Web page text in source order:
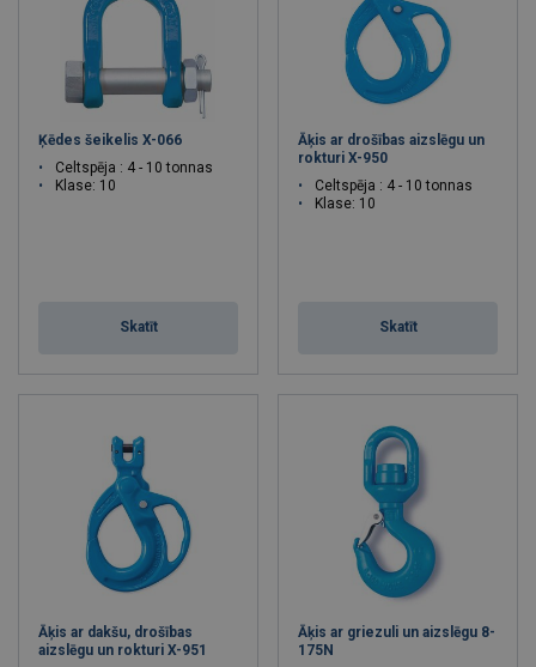
Ķēdes šeikelis X-066
Celtspēja : 4 - 10 tonnas
Klase: 10
Skatīt
Āķis ar drošības aizslēgu un
rokturi X-950
Celtspēja : 4 - 10 tonnas
Klase: 10
Skatīt
Āķis ar dakšu, drošības
aizslēgu un rokturi X-951
Āķis ar griezuli un aizslēgu 8-
175N